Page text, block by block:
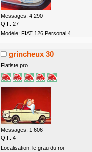
Messages: 4.290
Q.I.: 27
Modèle: FIAT 126 Personal 4
grincheux 30
Fiatiste pro
Messages: 1.606
Q.I.: 4
Localisation: le grau du roi